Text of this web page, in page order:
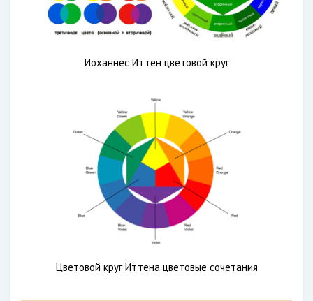
Иоханнес Иттен цветовой круг
Цветовой круг Иттена цветовые сочетания